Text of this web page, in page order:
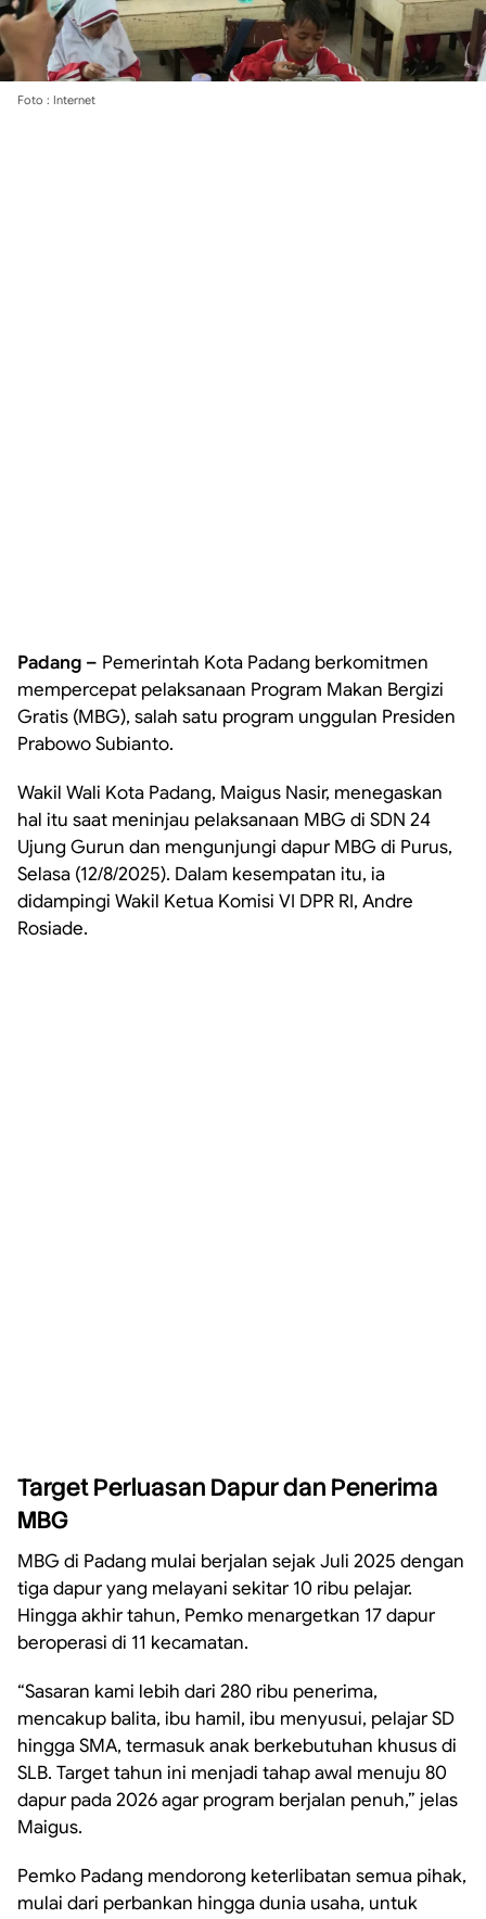
Foto : Internet
Padang – Pemerintah Kota Padang berkomitmen
mempercepat pelaksanaan Program Makan Bergizi
Gratis (MBG), salah satu program unggulan Presiden
Prabowo Subianto.
Wakil Wali Kota Padang, Maigus Nasir, menegaskan
hal itu saat meninjau pelaksanaan MBG di SDN 24
Ujung Gurun dan mengunjungi dapur MBG di Purus,
Selasa (12/8/2025). Dalam kesempatan itu, ia
didampingi Wakil Ketua Komisi VI DPR RI, Andre
Rosiade.
Target Perluasan Dapur dan Penerima
MBG
MBG di Padang mulai berjalan sejak Juli 2025 dengan
tiga dapur yang melayani sekitar 10 ribu pelajar.
Hingga akhir tahun, Pemko menargetkan 17 dapur
beroperasi di 11 kecamatan.
“Sasaran kami lebih dari 280 ribu penerima,
mencakup balita, ibu hamil, ibu menyusui, pelajar SD
hingga SMA, termasuk anak berkebutuhan khusus di
SLB. Target tahun ini menjadi tahap awal menuju 80
dapur pada 2026 agar program berjalan penuh,” jelas
Maigus.
Pemko Padang mendorong keterlibatan semua pihak,
mulai dari perbankan hingga dunia usaha, untuk